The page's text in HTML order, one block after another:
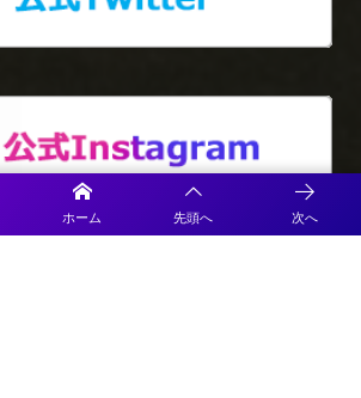
ホーム 先頭へ 次へ